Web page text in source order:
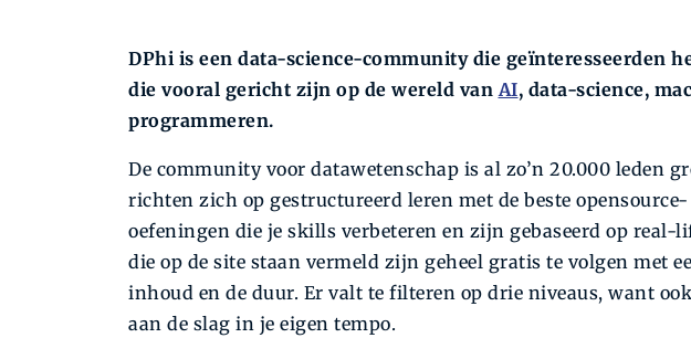
DPhi is een data-science-community die geïnteresseerden
die vooral gericht zijn op de wereld vanAI, data-science,
programmeren.
De community voor datawetenschap is al zo’n 20.000 leden
richten zich op gestructureerd leren met de beste
oefeningen die je skills verbeteren en zijn gebaseerd op real-
die op de site staan vermeld zijn geheel gratis te volgen met
inhoud en de duur. Er valt te filteren op drie niveaus, want
aan de slag in je eigen tempo.